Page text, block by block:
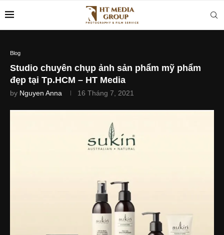
Blog
Studio chuyên chụp ảnh sản phẩm mỹ phẩm
đẹp tại Tp.HCM – HT Media
by Nguyen Anna 16 Tháng 7, 2021